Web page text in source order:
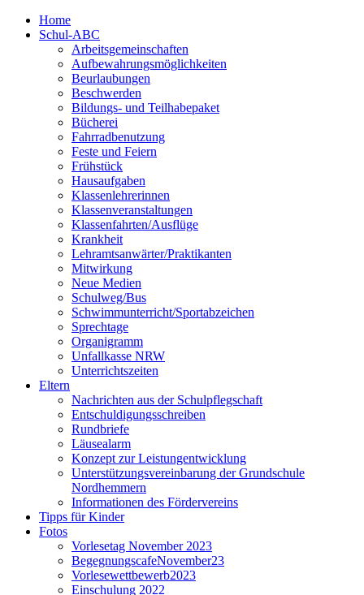
Home
Schul-ABC
Arbeitsgemeinschaften
Aufbewahrungsmöglichkeiten
Beurlaubungen
Beschwerden
Bildungs- und Teilhabepaket
Bücherei
Fahrradbenutzung
Feste und Feiern
Frühstück
Hausaufgaben
Klassenlehrerinnen
Klassenveranstaltungen
Klassenfahrten/Ausflüge
Krankheit
Lehramtsanwärter/Praktikanten
Mitwirkung
Neue Medien
Schulweg/Bus
Schwimmunterricht/Sportabzeichen
Sprechtage
Organigramm
Unfallkasse NRW
Unterrichtszeiten
Eltern
Nachrichten aus der Schulpflegschaft
Entschuldigungsschreiben
Rundbriefe
Läusealarm
Konzept zur Leistungentwicklung
Unterstützungsvereinbarung der Grundschule
Nordhemmern
Informationen des Fördervereins
Tipps für Kinder
Fotos
Vorlesetag November 2023
BegegnungscafeNovember23
Vorlesewettbewerb2023
Einschulung 2022